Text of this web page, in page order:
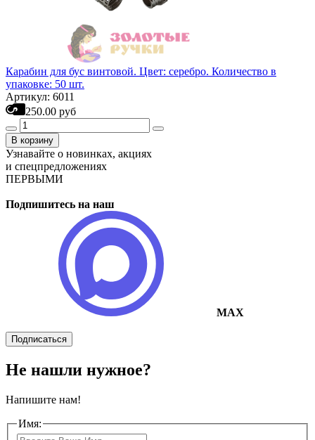
Карабин для бус винтовой. Цвет: серебро. Количество в
упаковке: 50 шт.
Артикул: 6011
250.00 руб
В корзину
Узнавайте о новинках, акциях
и спецпредложениях
ПЕРВЫМИ
Подпишитесь на наш
MAX
Подписаться
Не нашли нужное?
Напишите нам!
Имя: